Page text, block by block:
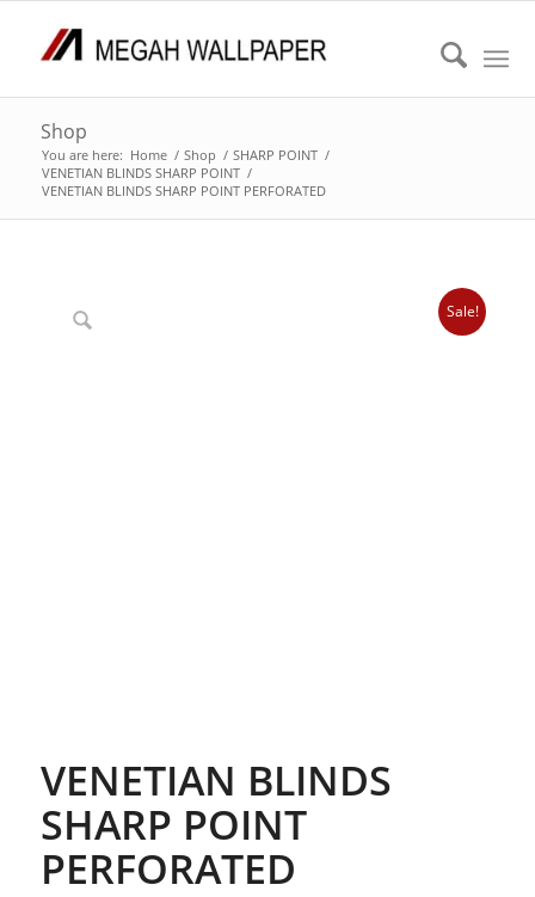
Shop
You are here: Home / Shop / SHARP POINT /
VENETIAN BLINDS SHARP POINT /
VENETIAN BLINDS SHARP POINT PERFORATED
Sale!
VENETIAN BLINDS
SHARP POINT
PERFORATED